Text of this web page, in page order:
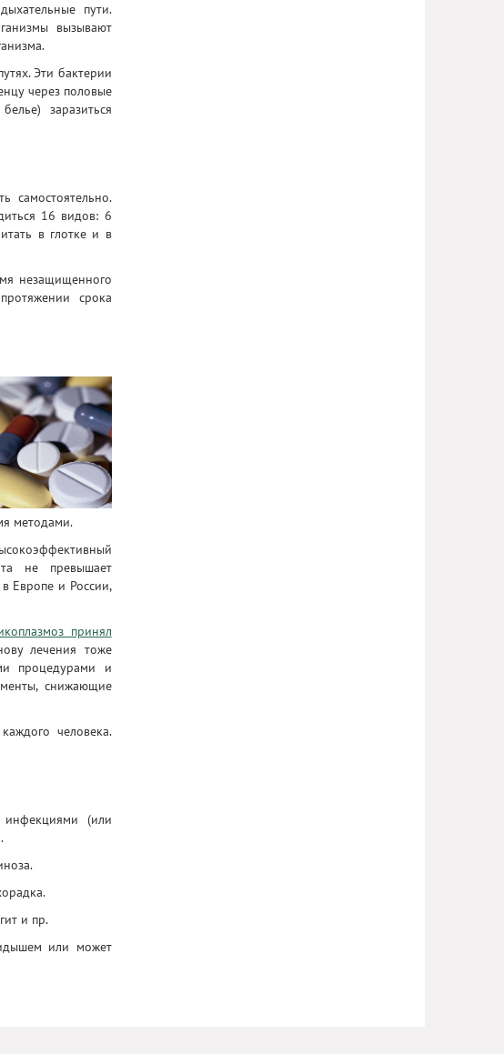
пути.
вызывают
Эти бактерии
через половые
заразиться
самостоятельно.
16 видов: 6
в глотке и в
незащищенного
срока
методами.
не превышает
Европе и России,
принял
лечения тоже
процедурами и
снижающие
человека.
инфекциями (или
и пр.
или может